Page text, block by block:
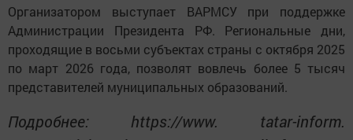
Организатором выступает ВАРМСУ при поддержке
Администрации Президента РФ. Региональные дни,
проходящие в восьми субъектах страны с октября 2025
по март 2026 года, позволят вовлечь более 5 тысяч
представителей муниципальных образований.
Подробнее: https://www. tatar-inform.